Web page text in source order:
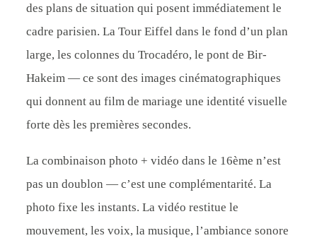
des plans de situation qui posent immédiatement le
cadre parisien. La Tour Eiffel dans le fond d’un plan
large, les colonnes du Trocadéro, le pont de Bir-
Hakeim — ce sont des images cinématographiques
qui donnent au film de mariage une identité visuelle
forte dès les premières secondes.
La combinaison photo + vidéo dans le 16ème n’est
pas un doublon — c’est une complémentarité. La
photo fixe les instants. La vidéo restitue le
mouvement, les voix, la musique, l’ambiance sonore